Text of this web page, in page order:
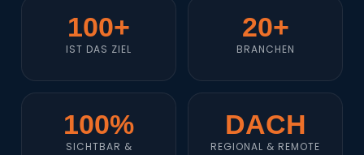
100+
IST DAS ZIEL
20+
BRANCHEN
100%
SICHTBAR &
DACH
REGIONAL & REMOTE